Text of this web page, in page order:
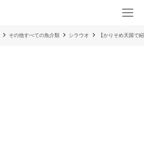
その他すべての魚介類 シラウオ 【かりそめ天国で